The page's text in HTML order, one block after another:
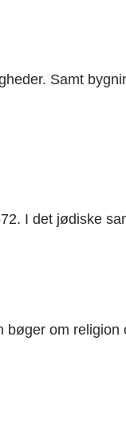
Samt
I det jødiske
bøger om religion